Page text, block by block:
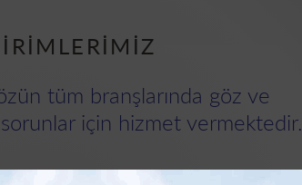
tüm branşlarında göz ve
sorunlar için hizmet vermektedir.